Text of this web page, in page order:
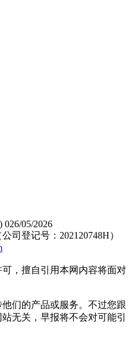
026/05/2026
司登记号：202120748H）
，擅自引用本网内容将面对
们的产品或服务。不过您跟
无关，早报将不会对可能引